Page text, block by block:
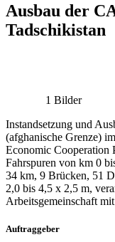
Ausbau der
Tadschikistan
1 Bilder
Instandsetzung und
(afghanische Grenze)
Economic Cooperation
Fahrspuren von km 0
34 km, 9 Brücken, 51
2,0 bis 4,5 x 2,5 m,
Arbeitsgemeinschaft
Auftraggeber